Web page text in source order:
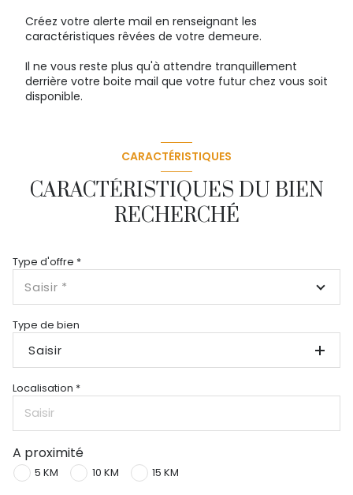
Créez votre alerte mail en renseignant les
caractéristiques rêvées de votre demeure.
Il ne vous reste plus qu'à attendre tranquillement
derrière votre boite mail que votre futur chez vous soit
disponible.
CARACTÉRISTIQUES
CARACTÉRISTIQUES DU BIEN
RECHERCHÉ
Type d'offre *
Saisir *
Type de bien
Saisir
Localisation *
A proximité
5 KM 10 KM 15 KM